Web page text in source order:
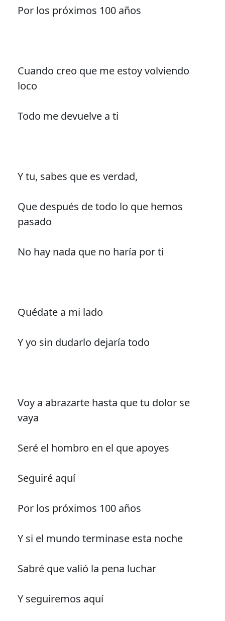
Por los próximos 100 años
Cuando creo que me estoy volviendo
loco
Todo me devuelve a ti
Y tu, sabes que es verdad,
Que después de todo lo que hemos
pasado
No hay nada que no haría por ti
Quédate a mi lado
Y yo sin dudarlo dejaría todo
Voy a abrazarte hasta que tu dolor se
vaya
Seré el hombro en el que apoyes
Seguiré aquí
Por los próximos 100 años
Y si el mundo terminase esta noche
Sabré que valió la pena luchar
Y seguiremos aquí